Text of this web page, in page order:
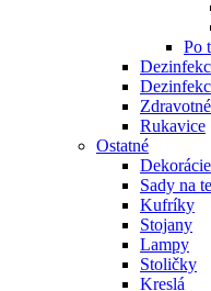
Po
Rukavice
Ostatné
Dekorácie
Sady na
Kufríky
Stojany
Lampy
Stoličky
Kreslá